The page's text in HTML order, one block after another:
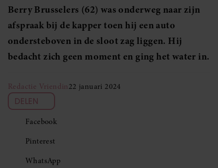
Berry Brusselers (62) was onderweg naar zijn
afspraak bij de kapper toen hij een auto
ondersteboven in de sloot zag liggen. Hij
bedacht zich geen moment en ging het water in.
Redactie Vriendin22 januari 2024
DELEN
Facebook
Pinterest
WhatsApp